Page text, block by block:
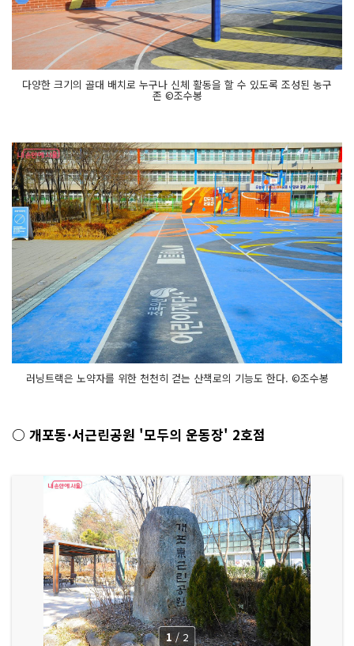
다양한 크기의 골대 배치로 누구나 신체 활동을 할 수 있도록 조성된 농구
존 ©조수봉
러닝트랙은 노약자를 위한 천천히 걷는 산책로의 기능도 한다. ©조수봉
○ 개포동·서근린공원 '모두의 운동장' 2호점
1 / 2